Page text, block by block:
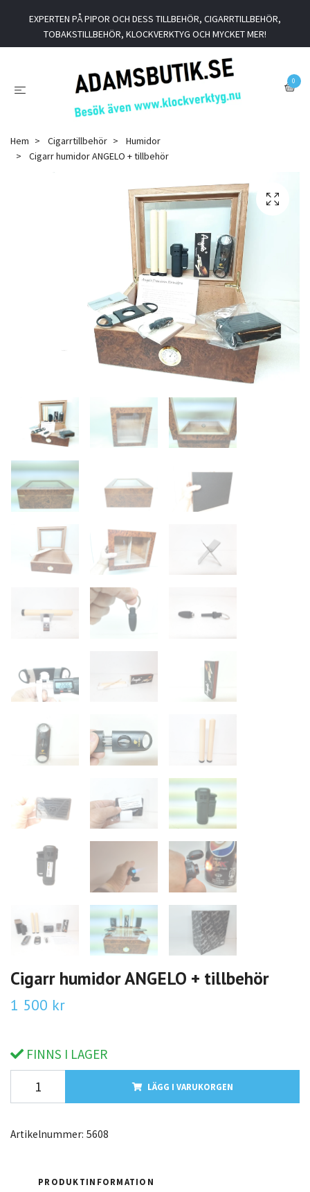
EXPERTEN PÅ PIPOR OCH DESS TILLBEHÖR, CIGARRTILLBEHÖR,
TOBAKSTILLBEHÖR, KLOCKVERKTYG OCH MYCKET MER!
0
Hem Cigarrtillbehör
Humidor
Cigarr humidor ANGELO + tillbehör
Cigarr humidor ANGELO + tillbehör
1 500 kr
FINNS I LAGER
LÄGG I VARUKORGEN
Artikelnummer: 5608
PRODUKTINFORMATION